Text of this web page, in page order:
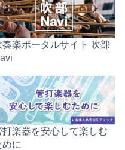
奏楽ポータルサイト 吹部
打楽器を安心して楽しむ
めに